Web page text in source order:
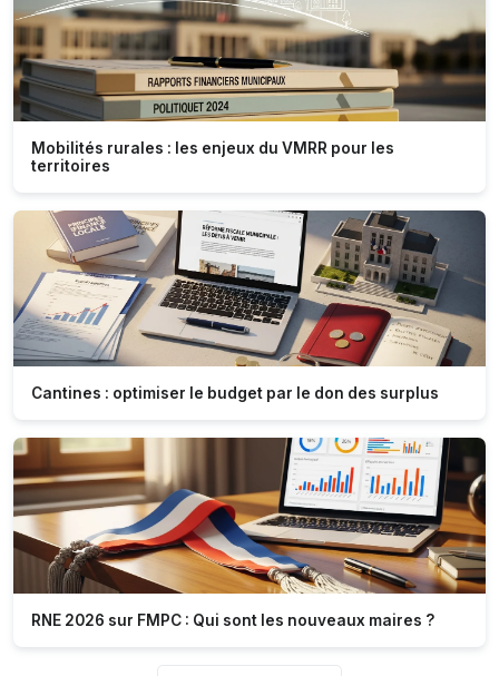
Mobilités rurales : les enjeux du VMRR pour les
territoires
Cantines : optimiser le budget par le don des surplus
RNE 2026 sur FMPC : Qui sont les nouveaux maires ?